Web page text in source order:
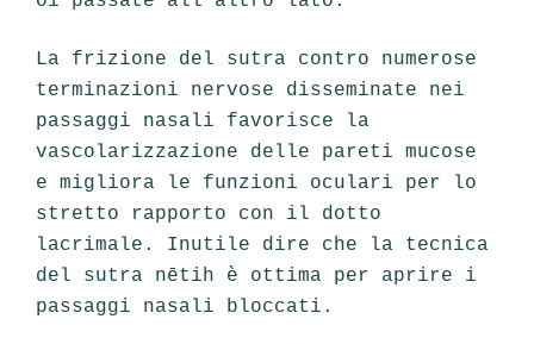
La frizione del sutra contro numerose
terminazioni nervose disseminate nei
passaggi nasali favorisce la
vascolarizzazione delle pareti mucose
e migliora le funzioni oculari per lo
stretto rapporto con il dotto
lacrimale. Inutile dire che la tecnica
del sutra nētih è ottima per aprire i
passaggi nasali bloccati.